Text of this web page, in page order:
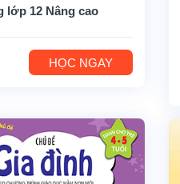
lớp 12 Nâng cao
HỌC NGAY